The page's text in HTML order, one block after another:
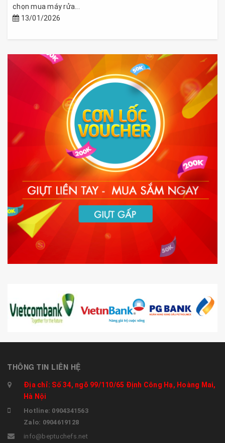
chọn mua máy rửa...
13/01/2026
THÔNG TIN LIÊN HỆ
Địa chỉ: Số 34, ngõ 99/110/65 Định Công Hạ, Hoàng Mai,
Hà Nội
Hotline: 0904341563
Zalo: 0904619128
info@beptuchefs.net